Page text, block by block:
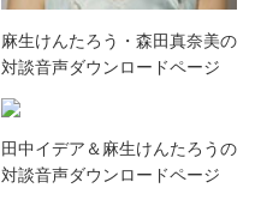
麻生けんたろう・森田真奈美の
対談音声ダウンロードページ
田中イデア＆麻生けんたろうの
対談音声ダウンロードページ